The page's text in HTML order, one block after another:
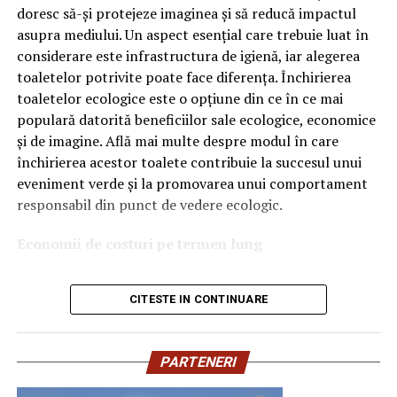
Ce înseamnă Ravenol VMP?
DenumireaVMPidentifică o gamă de uleiuri dezvoltate
pentru motoare moderne care necesită performanțe
ridicate și compatibilitate cu numeroase specificații ale
constructorilor auto.
Acest produs este destinat în special motoarelor
moderne pe benzină și diesel, inclusiv celor echipate cu:
catalizatoare moderne;
sisteme Start-Stop.
Una dintre cele mai importante caracteristici ale acestui
doresc să-și protejeze imaginea și să reducă impactul
asupra mediului. Un aspect esențial care trebuie luat în
considerare este infrastructura de igienă, iar alegerea
toaletelor potrivite poate face diferența. Închirierea
toaletelor ecologice este o opțiune din ce în ce mai
populară datorită beneficiilor sale ecologice, economice
și de imagine. Află mai multe despre modul în care
închirierea acestor toalete contribuie la succesul unui
eveniment verde și la promovarea unui comportament
responsabil din punct de vedere ecologic.
Economii de costuri pe termen lung
Unul dintre cele mai mari avantaje ale activității
închiriere toalete ecologiceeste economia de costuri.
termen lung, aceasta este o opțiune mai rentabilă decât
construirea unei infrastructuri permanente de toalete.
Toaletele ecologice nu necesită conexiuni complexe la
CITESTE IN CONTINUARE
PARTENERI